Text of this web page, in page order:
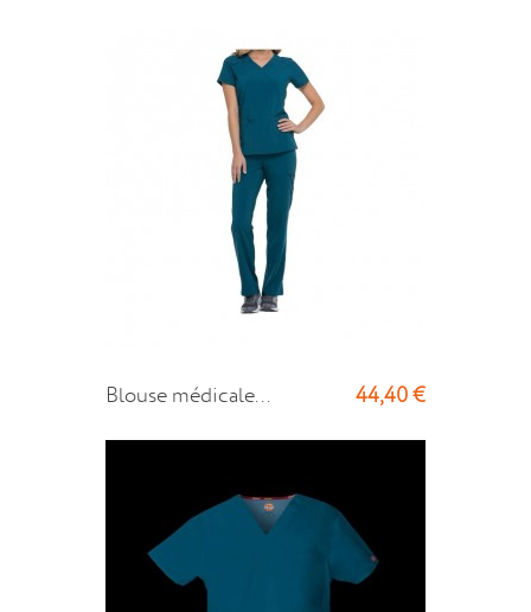
Blouse médicale... 44,40 €